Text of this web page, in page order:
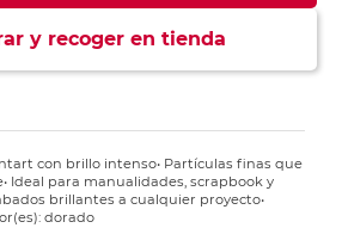
y recoger en tienda
con brillo intenso• Partículas finas que
Ideal para manualidades, scrapbook y
brillantes a cualquier proyecto•
dorado